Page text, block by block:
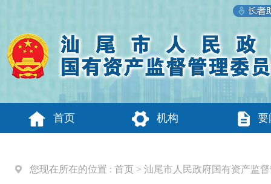
首页 机构 要
您现在所在的位置 : 首页 > 汕尾市人民政府国有资产监